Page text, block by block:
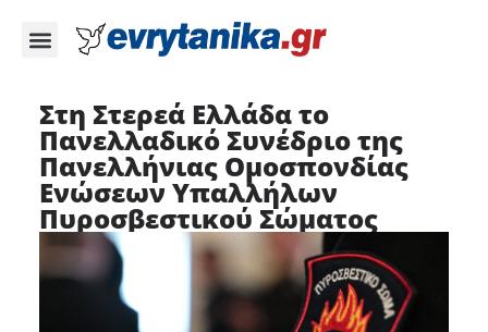
Στη Στερεά Ελλάδα το
Πανελλαδικό Συνέδριο της
Πανελλήνιας Ομοσπονδίας
Ενώσεων Υπαλλήλων
Πυροσβεστικού Σώματος